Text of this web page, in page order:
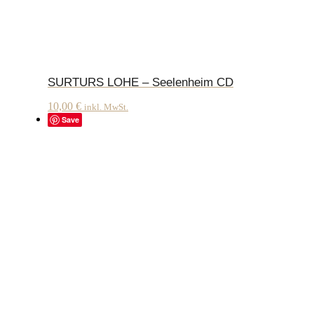
SURTURS LOHE – Seelenheim CD
10,00 € inkl. MwSt.
Save